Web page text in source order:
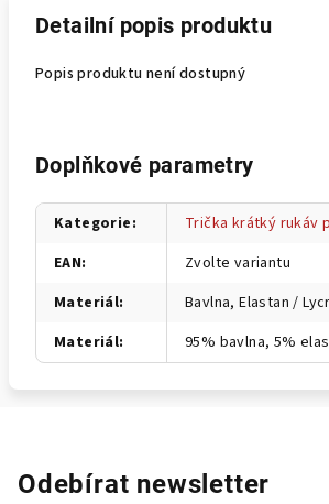
Detailní popis produktu
Popis produktu není dostupný
Doplňkové parametry
Kategorie:
Trička krátký rukáv
EAN:
Zvolte variantu
Materiál:
Bavlna, Elastan /
Materiál: 95% bavlna, 5%
Odebírat newsletter